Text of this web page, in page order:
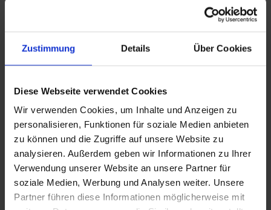
Zustimmung Details Über Cookies
Diese Webseite verwendet Cookies
Wir verwenden Cookies, um Inhalte und Anzeigen zu
personalisieren, Funktionen für soziale Medien anbieten
zu können und die Zugriffe auf unsere Website zu
analysieren. Außerdem geben wir Informationen zu Ihrer
Verwendung unserer Website an unsere Partner für
soziale Medien, Werbung und Analysen weiter. Unsere
Partner führen diese Informationen möglicherweise mit
Flughafen bei einigen Fluggesellschaften kostenpflichtig
ist. Freigepäck und Verpflegung während des Fluges
können je nach Fluggesellschaft variieren. Informationen
erhalten Sie im Servicebereich unter Rund um die Reise bei
Wir möchten Sie darauf aufmerksam machen, dass Sie am
Ankunftstag ab 15 Uhr (örtliche Abweichung vorbehalten) in
Ihr Hotel einchecken können. An Ihrem Abreisetag können
Sie Ihr Zimmer bis 11 Uhr (örtliche Abweichung vorbehalten)
nutzen. Bitte beachten Sie, dass es bei Nur-Hotel-
Buchungen vorkommen kann, dass der Hotelier einen
Nachweis der Anreise aus einem EU-Land oder der Schweiz
fordert. Sollte ein derartiger Nachweis nicht gelingen, kann
es vorkommen, dass der Hotelier